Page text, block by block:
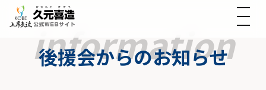
後援会からのお知らせ